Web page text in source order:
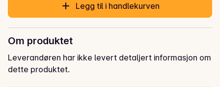
Legg til i handlekurven
Om produktet
Leverandøren har ikke levert detaljert informasjon om
dette produktet.